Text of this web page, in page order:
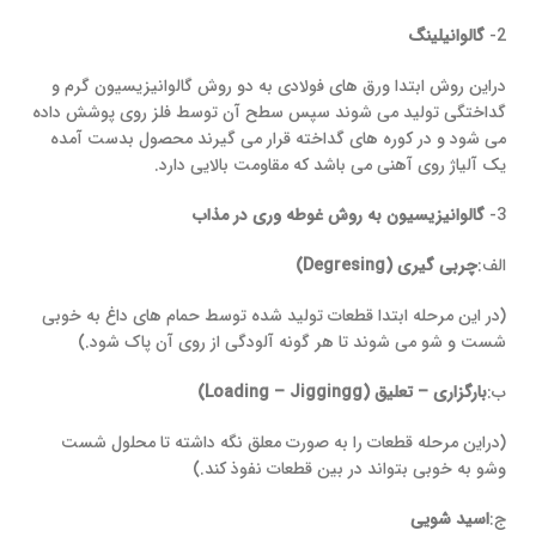
2- گالوانیلینگ
دراین روش ابتدا ورق های فولادی به دو روش گالوانیزیسیون گرم و
گداختگی تولید می شوند سپس سطح آن توسط فلز روی پوشش داده
می شود و در کوره های گداخته قرار می گیرند محصول بدست آمده
یک آلیاژ روی آهنی می باشد که مقاومت بالایی دارد.
3- گالوانیزیسیون به روش غوطه وری در مذاب
الف:چربی گیری (Degresing
)
(در این مرحله ابتدا قطعات تولید شده توسط حمام های داغ به خوبی
شست و شو می شوند تا هر گونه آلودگی از روی آن پاک شود.)
ب:بارگزاری – تعلیق (Loading – Jiggingg
)
(دراین مرحله قطعات را به صورت معلق نگه داشته تا محلول شست
وشو به خوبی بتواند در بین قطعات نفوذ کند.)
ج:اسید شویی